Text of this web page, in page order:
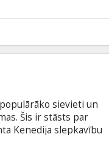
sievieti un
Šis ir stāsts par
Kenedija slepkavību